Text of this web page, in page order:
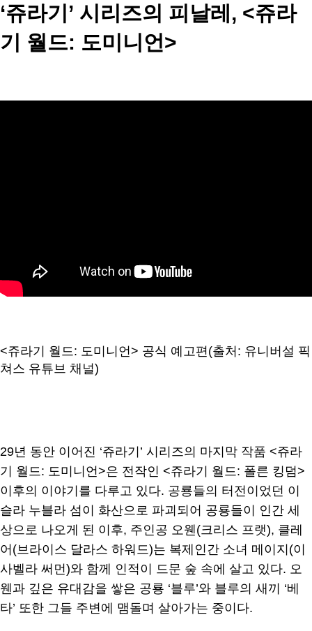
‘쥬라기’ 시리즈의 피날레, <쥬라
기 월드: 도미니언>
<쥬라기 월드: 도미니언> 공식 예고편(출처: 유니버설 픽
쳐스 유튜브 채널)
29년 동안 이어진 ‘쥬라기’ 시리즈의 마지막 작품 <쥬라
기 월드: 도미니언>은 전작인 <쥬라기 월드: 폴른 킹덤>
이후의 이야기를 다루고 있다. 공룡들의 터전이었던 이
슬라 누블라 섬이 화산으로 파괴되어 공룡들이 인간 세
상으로 나오게 된 이후, 주인공 오웬(크리스 프랫), 클레
어(브라이스 달라스 하워드)는 복제인간 소녀 메이지(이
사벨라 써먼)와 함께 인적이 드문 숲 속에 살고 있다. 오
웬과 깊은 유대감을 쌓은 공룡 ‘블루’와 블루의 새끼 ‘베
타’ 또한 그들 주변에 맴돌며 살아가는 중이다.